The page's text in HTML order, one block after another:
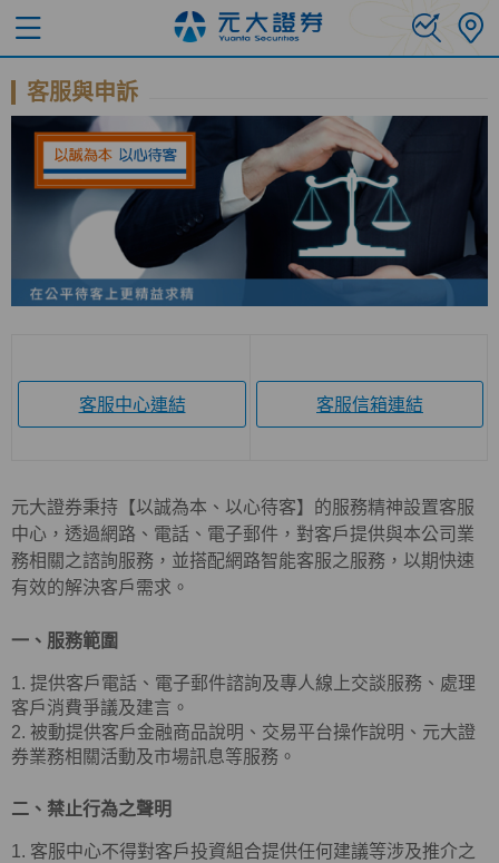
客服與申訴
客服中心連結 客服信箱連結
元大證券秉持【以誠為本、以心待客】的服務精神設置客服
中心，透過網路、電話、電子郵件，對客戶提供與本公司業
務相關之諮詢服務，並搭配網路智能客服之服務，以期快速
有效的解決客戶需求。
一、服務範圍
1. 提供客戶電話、電子郵件諮詢及專人線上交談服務、處理
客戶消費爭議及建言。
2. 被動提供客戶金融商品說明、交易平台操作說明、元大證
券業務相關活動及市場訊息等服務。
二、禁止行為之聲明
1. 客服中心不得對客戶投資組合提供任何建議等涉及推介之